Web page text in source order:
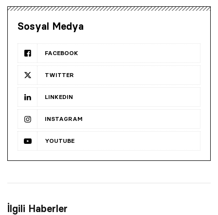
Sosyal Medya
FACEBOOK
TWITTER
LINKEDIN
INSTAGRAM
YOUTUBE
İlgili Haberler